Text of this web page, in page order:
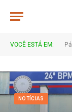
VOCÊ ESTÁ EM:
NOTÍCIAS